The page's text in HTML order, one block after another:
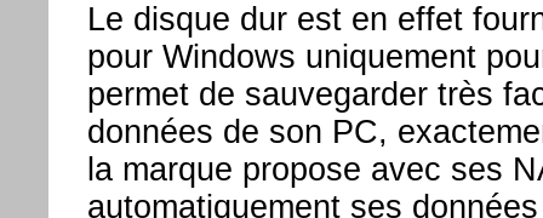
Le disque dur est en effet
pour Windows uniquement
permet de sauvegarder très
données de son PC,
la marque propose avec ses
automatiquement ses